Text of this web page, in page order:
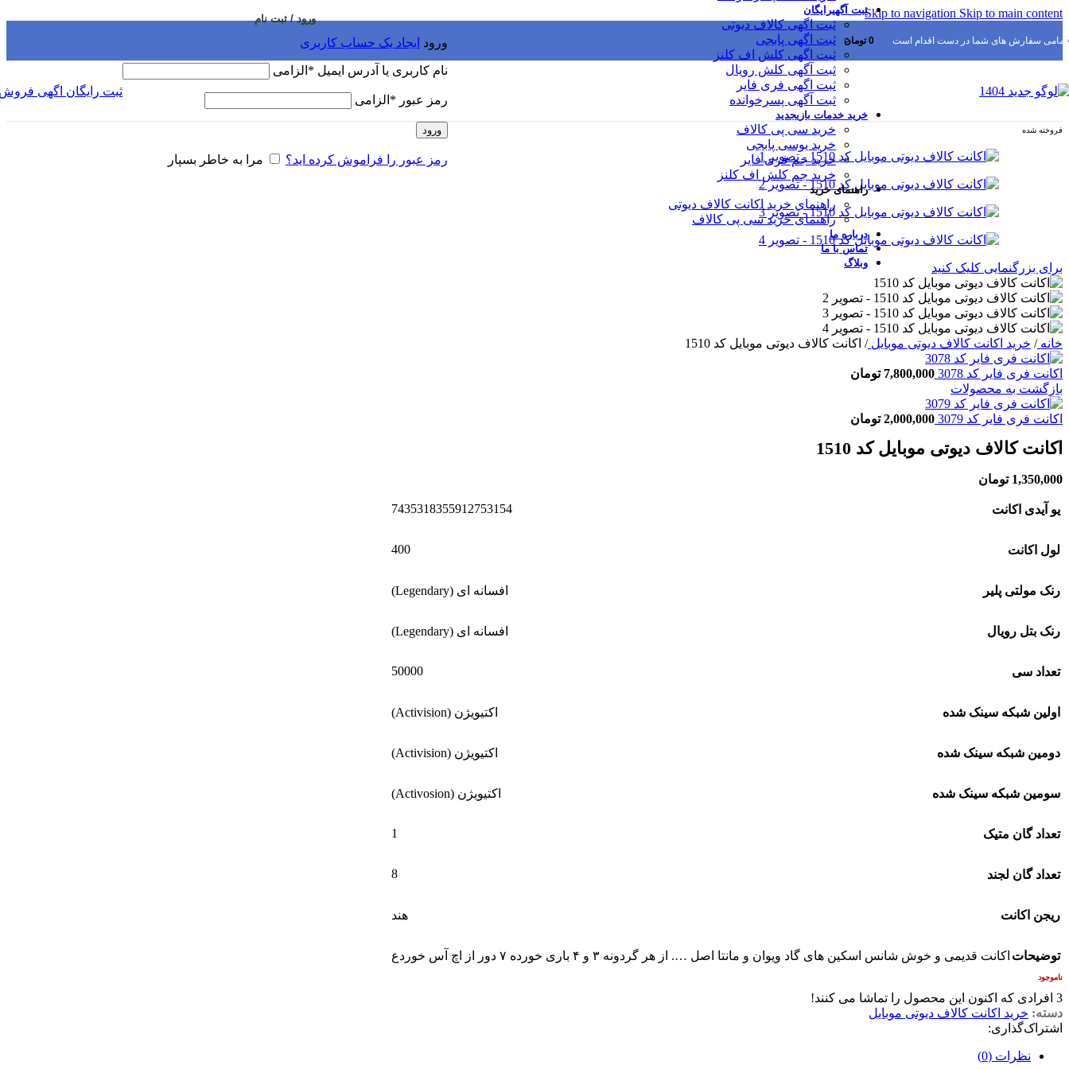
Skip to navigation Skip to main content
تمامی سفارش های شما در دست اقدام است 0 تومان
ثبت آگهیرایگان
ثبت اگهی کالاف دیوتی
ثبت اگهی پابجی
ثبت اگهی کلش اف کلنز
ثبت آگهی کلش رویال
ثبت اگهی فری فایر
ثبت آگهی پسرخوانده
خرید خدمات بازیجدید
خرید سی پی کالاف
خرید یوسی پابجی
خرید جم فری فایر
خرید جم کلش اف کلنز
راهنمای خرید
راهنمای خرید اکانت کالاف دیوتی
راهنمای خرید سی پی کالاف
درباره ما
تماس با ما
وبلاگ
ورود / ثبت نام
ورود ایجاد یک حساب کاربری
نام کاربری یا آدرس ایمیل * الزامی
رمز عبور * الزامی
ورود
رمز عبور را فراموش کرده اید؟ مرا به خاطر بسپار
ثبت رایگان اگهی
فروخته شده
برای بزرگنمایی کلیک کنید
خانه/ خرید اکانت کالاف دیوتی موبایل/ اکانت کالاف دیوتی موبایل کد 1510
اکانت فری فایر کد 3078 7,800,000 تومان
بازگشت به محصولات
اکانت فری فایر کد 3079 2,000,000 تومان
اکانت کالاف دیوتی موبایل کد 1510
1,350,000 تومان
یو آیدی اکانت 7435318355912753154
لول اکانت 400
رنک مولتی پلیر افسانه ای (Legendary)
رنک بتل رویال افسانه ای (Legendary)
تعداد سی 50000
اولین شبکه سینک شده اکتیویژن (Activision)
دومین شبکه سینک شده اکتیویژن (Activision)
سومین شبکه سینک شده اکتیویژن (Activosion)
تعداد گان متیک 1
تعداد گان لجند 8
ریجن اکانت هند
توضیحات اکانت قدیمی و خوش شانس اسکین های گاد ویوان و مانتا اصل …. از هر گردونه ۳ و ۴ باری خورده ۷ دور از اچ آس خوردع
ناموجود
3 افرادی که اکنون این محصول را تماشا می کنند!
دسته: خرید اکانت کالاف دیوتی موبایل
اشتراک‌گذاری:
نظرات (0)